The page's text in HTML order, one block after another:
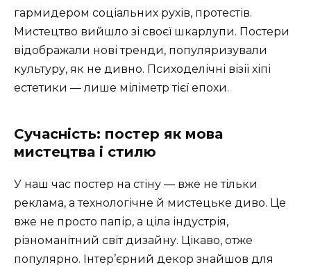
гармидером соціальних рухів, протестів.
Мистецтво вийшло зі своєї шкарлупи. Постери
відображали нові тренди, популяризували
культуру, як не дивно. Психоделічні візії хіпі
естетики — лише міліметр тієї епохи.
Сучасність: постер як мова
мистецтва і стилю
У наш час постер на стіну — вже не тільки
реклама, а технологічне й мистецьке диво. Це
вже не просто папір, а ціла індустрія,
різноманітний світ дизайну. Цікаво, отже
популярно. Інтер’єрний декор знайшов для